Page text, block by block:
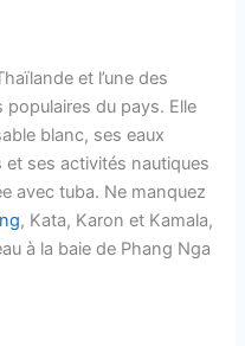
et l’une des
du pays. Elle
blanc, ses eaux
et ses activités nautiques
avec tuba. Ne manquez
, Kata, Karon et Kamala,
à la baie de Phang Nga